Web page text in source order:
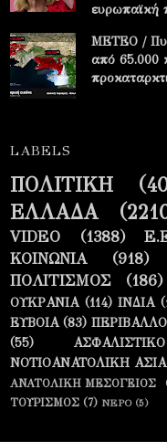
ευρωπαϊκή
METEO /
από 65.000
LABELS
ΠΟΛΙΤΙΚΗ
ΕΛΛΑΔΑ
VIDEO (1388)
ΚΟΙΝΩΝΙΑ
(918)
ΠΟΛΙΤΙΣΜΟΣ
(186)
ΟΥΚΡΑΝΙΑ (114) ΙΝΔΙΑ
ΕΥΒΟΙΑ (83)
(55)
ΑΣΦΑΛΙΣΤΙΚΟ
ΝΟΤΙΟΑΝΑΤΟΛΙΚΗ ΑΣΙΑ
ΑΝΑΤΟΛΙΚΗ ΜΕΣΟΓΕΙΟΣ
ΤΟΥΡΙΣΜΟΣ (7) ΝΕΡΟ (5)